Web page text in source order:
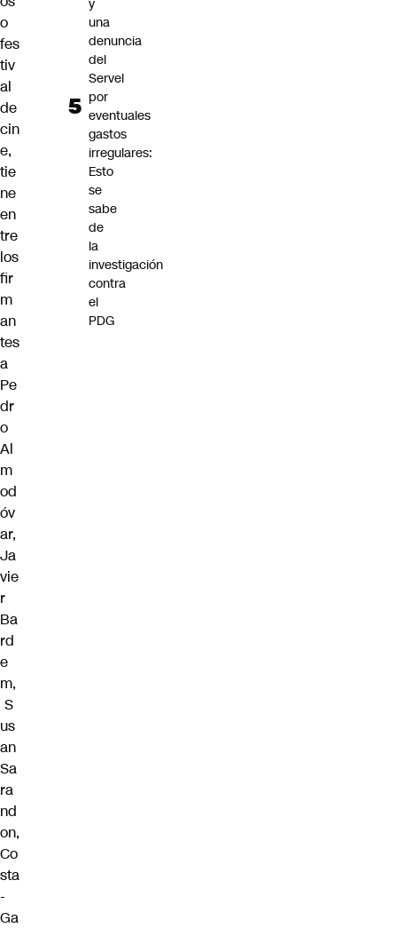
o
fes
tiv
al
de
cin
e,
tie
ne
en
tre
los
fir
m
an
tes
a
Pe
dr
o
Al
m
od
óv
ar,
Ja
vie
r
Ba
rd
e
m,
S
us
an
Sa
ra
nd
on,
Co
sta
-
Ga
y
una
denuncia
del
Servel
por
eventuales
gastos
irregulares:
Esto
se
sabe
de
la
investigación
contra
el
PDG